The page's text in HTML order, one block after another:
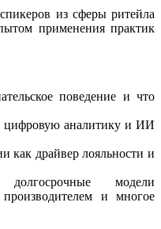
из сферы ритейла
применения практик
поведение и что
цифровую аналитику и ИИ
как драйвер лояльности и
модели
и многое